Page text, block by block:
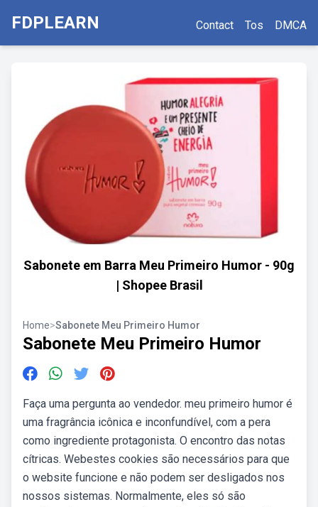
FDPLEARN Contact Tos DMCA
Sabonete em Barra Meu Primeiro Humor - 90g
| Shopee Brasil
Home>Sabonete Meu Primeiro Humor
Sabonete Meu Primeiro Humor
Faça uma pergunta ao vendedor. meu primeiro humor é
uma fragrância icônica e inconfundível, com a pera
como ingrediente protagonista. O encontro das notas
cítricas. Webestes cookies são necessários para que
o website funcione e não podem ser desligados nos
nossos sistemas. Normalmente, eles só são